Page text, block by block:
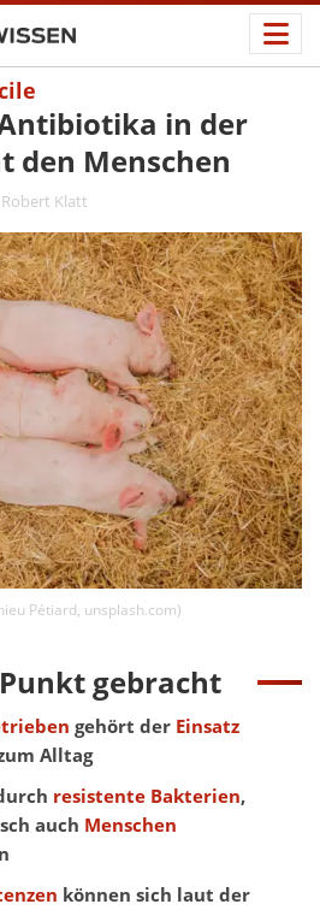
in der
den Menschen
Robert Klatt
Pétiard, unsplash.com)
gebracht
gehört der Einsatz
Alltag
resistente Bakterien,
auch Menschen
können sich laut der